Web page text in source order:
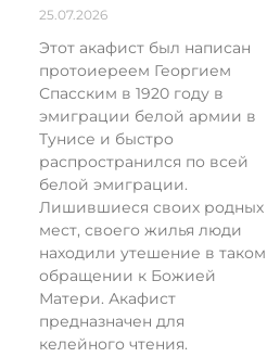
25.07.2026
Этот акафист был написан
протоиереем Георгием
Спасским в 1920 году в
эмиграции белой армии в
Тунисе и быстро
распространился по всей
белой эмиграции.
Лишившиеся своих родных
мест, своего жилья люди
находили утешение в таком
обращении к Божией
Матери. Акафист
предназначен для
келейного чтения.